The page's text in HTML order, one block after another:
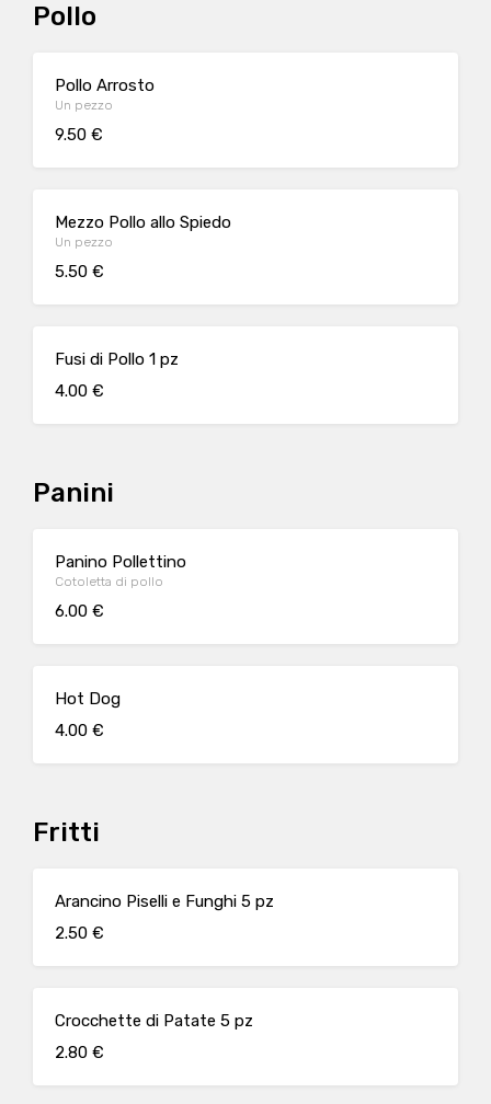
Pollo
Pollo Arrosto
Un pezzo
9.50 €
Mezzo Pollo allo Spiedo
Un pezzo
5.50 €
Fusi di Pollo 1 pz
4.00 €
Panini
Panino Pollettino
Cotoletta di pollo
6.00 €
Hot Dog
4.00 €
Fritti
Arancino Piselli e Funghi 5 pz
2.50 €
Crocchette di Patate 5 pz
2.80 €